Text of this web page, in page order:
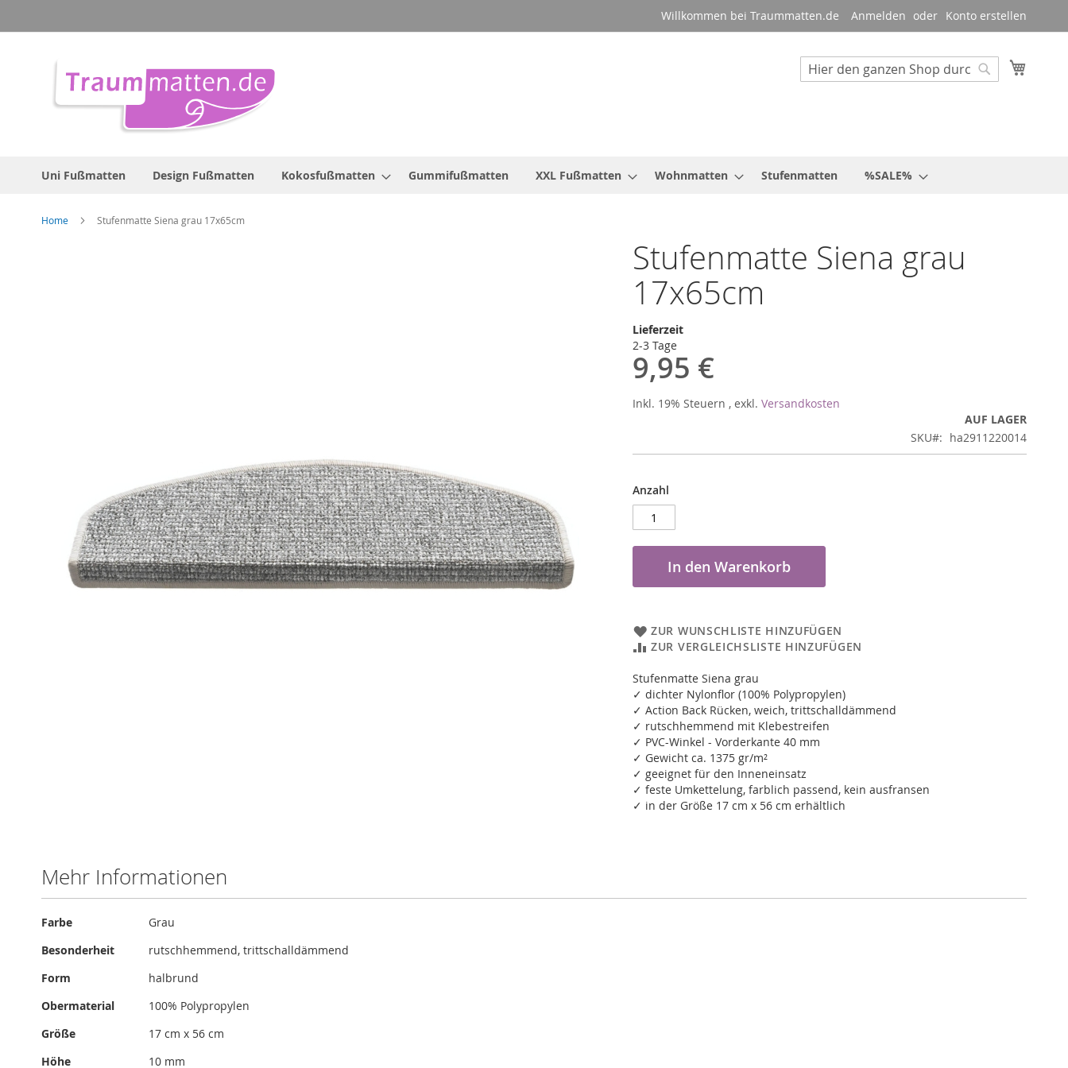
zum
Willkommen bei Traummatten.de Anmelden Konto erstellen
Suche
Uni Fußmatten Design Fußmatten Kokosfußmatten Gummifußmatten XXL Fußmatten Wohnmatten Stufenmatten %SALE%
Home Stufenmatte Siena grau 17x65cm
Stufenmatte Siena grau
17x65cm
Lieferzeit
2-3 Tage
9,95 €
Inkl. 19% Steuern , exkl. Versandkosten
AUF LAGER
SKU
ha2911220014
Anzahl
In den Warenkorb
ZUR WUNSCHLISTE HINZUFÜGEN
ZUR VERGLEICHSLISTE HINZUFÜGEN
Stufenmatte Siena grau
✓ dichter Nylonflor (100% Polypropylen)
✓ Action Back Rücken, weich, trittschalldämmend
✓ rutschhemmend mit Klebestreifen
✓ PVC-Winkel - Vorderkante 40 mm
✓ Gewicht ca. 1375 gr/m²
✓ geeignet für den Inneneinsatz
✓ feste Umkettelung, farblich passend, kein ausfransen
✓ in der Größe 17 cm x 56 cm erhältlich
springen
Mehr Informationen
Mehr
Farbe
Grau
Besonderheit
rutschhemmend, trittschalldämmend
Form
halbrund
Obermaterial
100% Polypropylen
Größe
17 cm x 56 cm
Höhe
10 mm